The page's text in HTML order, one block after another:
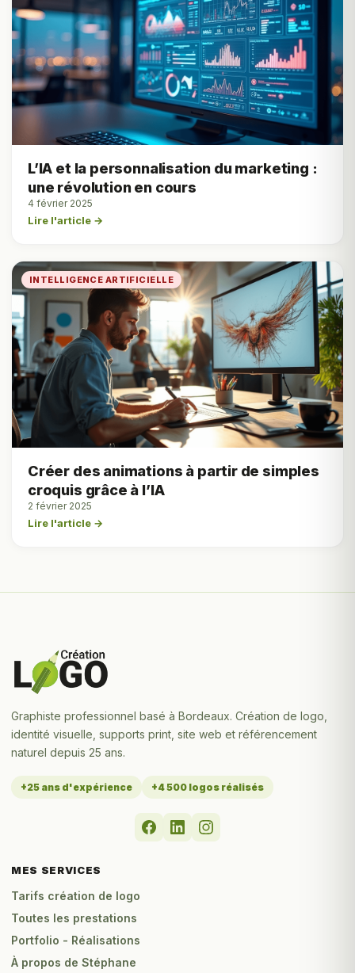
L’IA et la personnalisation du marketing :
une révolution en cours
4 février 2025
Lire l'article →
INTELLIGENCE ARTIFICIELLE
Créer des animations à partir de simples
croquis grâce à l’IA
2 février 2025
Lire l'article →
Graphiste professionnel basé à Bordeaux. Création de logo,
identité visuelle, supports print, site web et référencement
naturel depuis 25 ans.
+25 ans d'expérience +4 500 logos réalisés
MES SERVICES
Tarifs création de logo
Toutes les prestations
Portfolio - Réalisations
À propos de Stéphane